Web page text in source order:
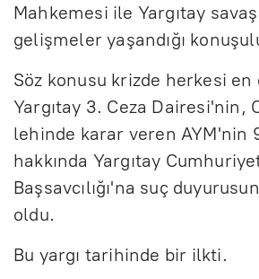
Mahkemesi ile Yargıtay
gelişmeler yaşandığı
Söz konusu krizde herkesi en
Yargıtay 3. Ceza Dairesi'nin,
lehinde karar veren AYM'nin
hakkında Yargıtay
Başsavcılığı'na suç
oldu.
Bu yargı tarihinde bir ilkti.